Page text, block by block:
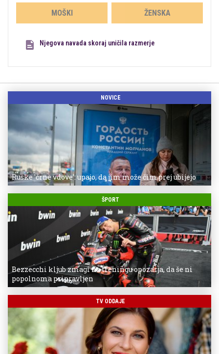
MOŠKI ŽENSKA
Njegova navada skoraj uničila razmerje
NOVICE
Ruske 'črne vdove': upajo, da jim može čim prej ubijejo
ŠPORT
Bezzecchi kljub zmagi na treningu opozarja, da še ni
popolnoma pripravljen
TV ODDAJE